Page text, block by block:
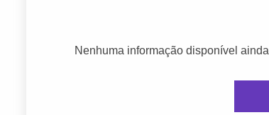
Nenhuma informação disponível